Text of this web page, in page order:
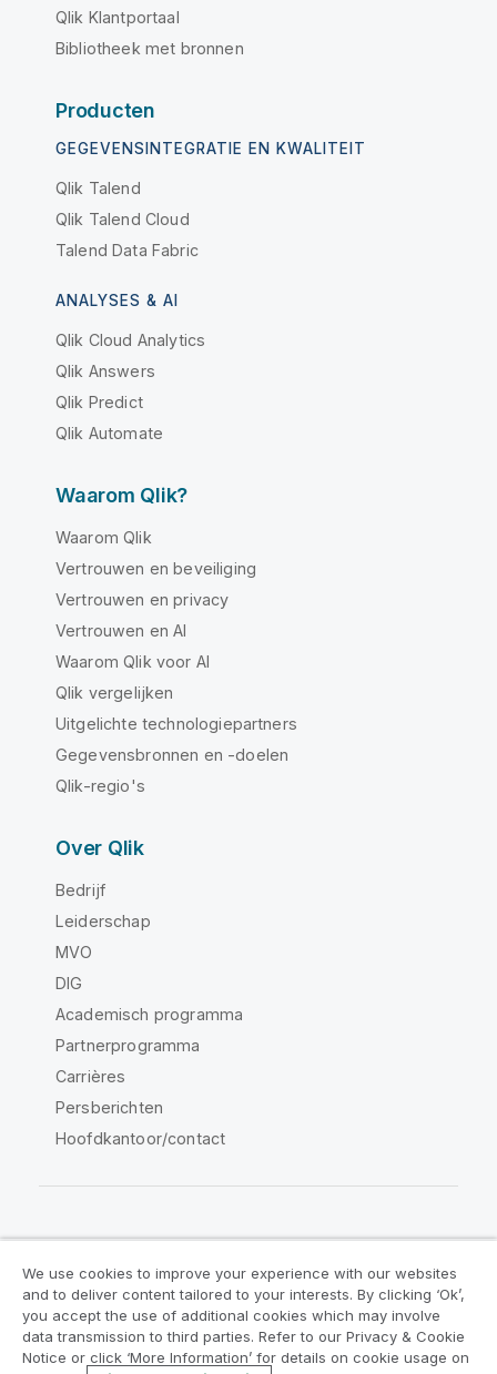
Qlik Klantportaal
Bibliotheek met bronnen
Producten
GEGEVENSINTEGRATIE EN KWALITEIT
Qlik Talend
Qlik Talend Cloud
Talend Data Fabric
ANALYSES & AI
Qlik Cloud Analytics
Qlik Answers
Qlik Predict
Qlik Automate
Waarom Qlik?
Waarom Qlik
Vertrouwen en beveiliging
Vertrouwen en privacy
Vertrouwen en AI
Waarom Qlik voor AI
Qlik vergelijken
Uitgelichte technologiepartners
Gegevensbronnen en -doelen
Qlik-regio's
Over Qlik
Bedrijf
Leiderschap
MVO
DIG
Academisch programma
Partnerprogramma
Carrières
Persberichten
Hoofdkantoor/contact
Juridische overeenkomsten
Productvoorwaarden
Legal Policies
We use cookies to improve your experience with our websites
and to deliver content tailored to your interests. By clicking ‘Ok’,
you accept the use of additional cookies which may involve
data transmission to third parties. Refer to our Privacy & Cookie
Notice or click ‘More Information’ for details on cookie usage on